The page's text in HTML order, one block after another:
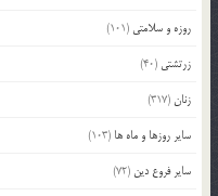
روزه و سلامتی (101)
زرتشتی (40)
زنان(317)
سایر روزها و ماه ها (103)
سایر فروع دین (72)